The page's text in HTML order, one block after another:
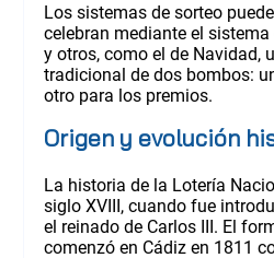
Los sistemas de sorteo
celebran mediante el
y otros, como el de Navidad,
tradicional de dos bombos:
otro para los premios.
Origen y evolución
La historia de la Lotería
siglo XVIII, cuando fue
el reinado de Carlos III. El
comenzó en Cádiz en 1811